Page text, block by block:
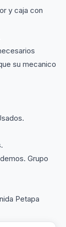
y caja con
su mecanico
Grupo
Petapa